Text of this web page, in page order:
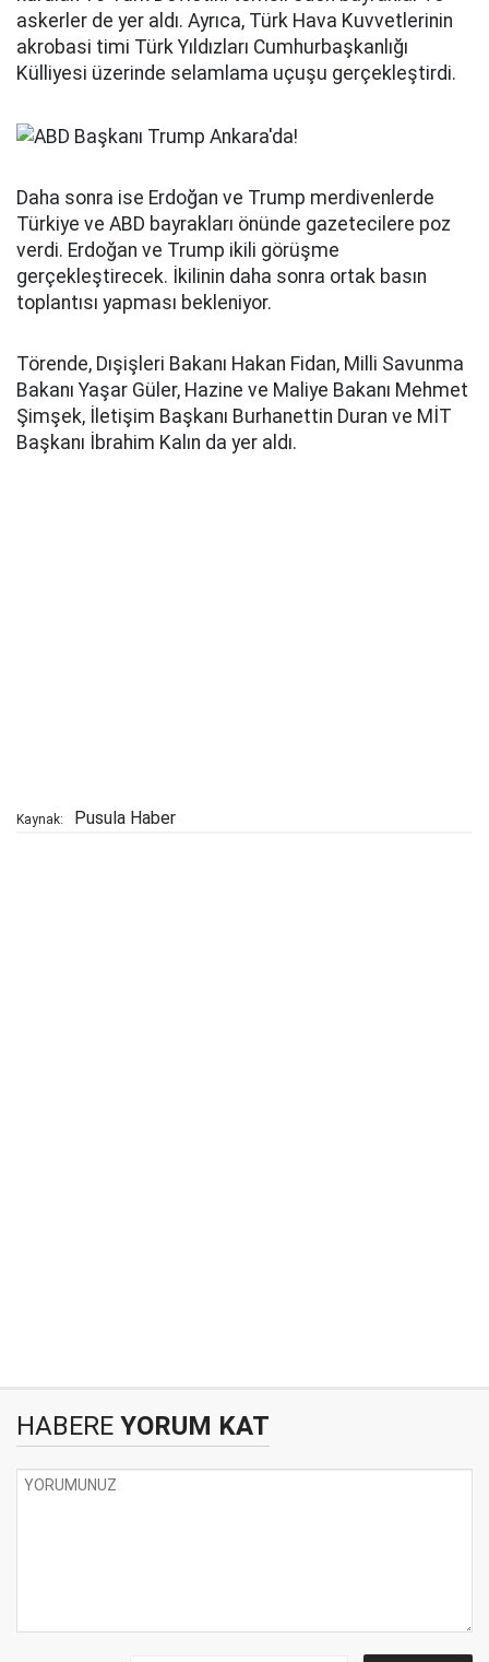
askerler de yer aldı. Ayrıca, Türk Hava Kuvvetlerinin
akrobasi timi Türk Yıldızları Cumhurbaşkanlığı
Külliyesi üzerinde selamlama uçuşu gerçekleştirdi.
Daha sonra ise Erdoğan ve Trump merdivenlerde
Türkiye ve ABD bayrakları önünde gazetecilere poz
verdi. Erdoğan ve Trump ikili görüşme
gerçekleştirecek. İkilinin daha sonra ortak basın
toplantısı yapması bekleniyor.
Törende, Dışişleri Bakanı Hakan Fidan, Milli Savunma
Bakanı Yaşar Güler, Hazine ve Maliye Bakanı Mehmet
Şimşek, İletişim Başkanı Burhanettin Duran ve MİT
Başkanı İbrahim Kalın da yer aldı.
Kaynak: Pusula Haber
HABERE YORUM KAT